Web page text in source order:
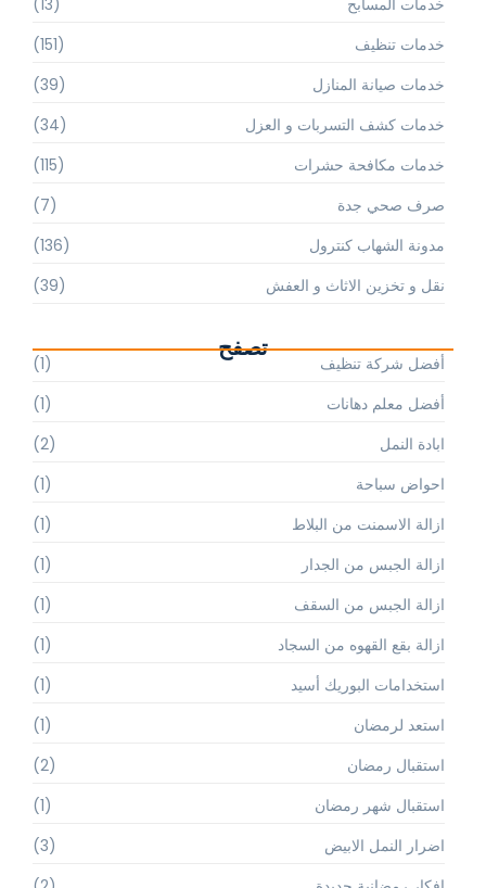
خدمات تنظيف
(151)
خدمات صيانة المنازل
(39)
خدمات كشف التسربات و العزل
(34)
خدمات مكافحة حشرات
(115)
صرف صحي جدة
(7)
مدونة الشهاب كنترول
(136)
نقل و تخزين الاثاث و العفش
(39)
تصفح
أفضل شركة تنظيف
(1)
أفضل معلم دهانات
(1)
ابادة النمل
(2)
احواض سباحة
(1)
ازالة الاسمنت من البلاط
(1)
ازالة الجبس من الجدار
(1)
ازالة الجبس من السقف
(1)
ازالة بقع القهوه من السجاد
(1)
استخدامات البوريك أسيد
(1)
استعد لرمضان
(1)
استقبال رمضان
(2)
استقبال شهر رمضان
(1)
اضرار النمل الابيض
(3)